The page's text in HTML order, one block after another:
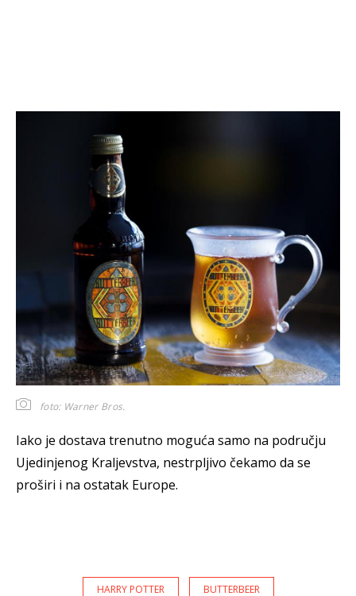
foto: Warner Bros.
Iako je dostava trenutno moguća samo na području
Ujedinjenog Kraljevstva, nestrpljivo čekamo da se
proširi i na ostatak Europe.
HARRY POTTER BUTTERBEER